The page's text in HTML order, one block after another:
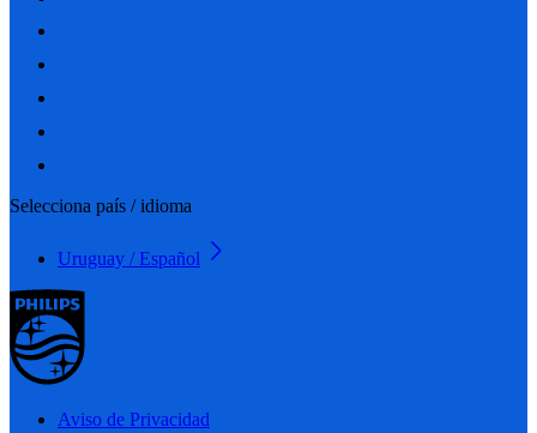
Selecciona país / idioma
Uruguay / Español
Aviso de Privacidad